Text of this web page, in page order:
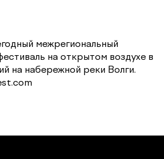
межрегиональный
на открытом воздухе в
на набережной реки Волги.